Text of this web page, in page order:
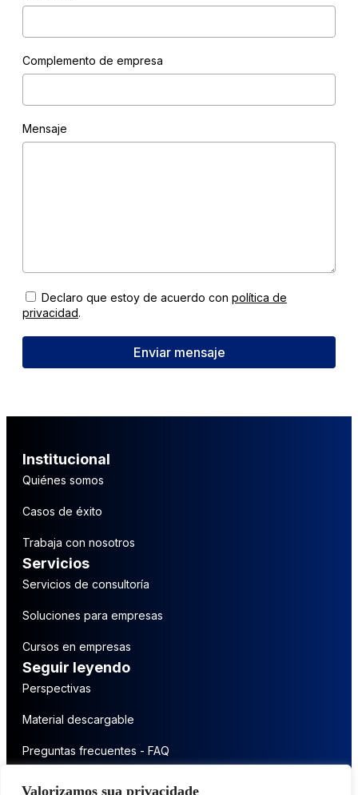
Valorizamos sua privacidade
Complemento de empresa
Mensaje
Declaro que estoy de acuerdo con política de
privacidad.
Enviar mensaje
Institucional
Quiénes somos
Casos de éxito
Trabaja con nosotros
Servicios
Servicios de consultoría
Soluciones para empresas
Cursos en empresas
Seguir leyendo
Perspectivas
Material descargable
Preguntas frecuentes - FAQ